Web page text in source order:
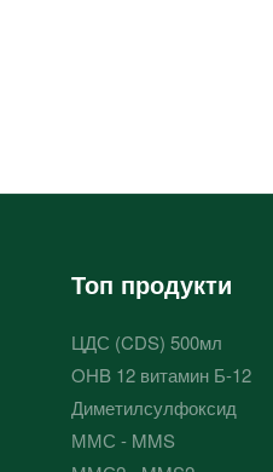
Топ продукти
ЦДС (CDS) 500мл
OHB 12 витамин Б-12
Диметилсулфоксид
ММС - MMS